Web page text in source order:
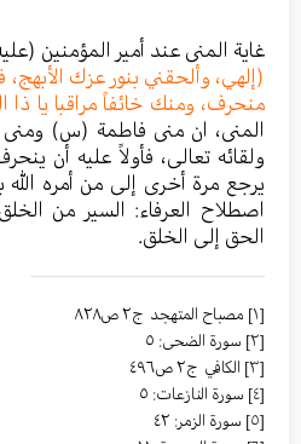
غاية المنى عند أمير المؤمنين
(إلهي، وألحقني بنور عزك
منحرف، ومنك خائفاً مراقبا يا ذا
المنى، ان منى فاطمة (س)
ولقائه تعالى، فأولاً عليه أن
يرجع مرة أخرى إلى من أمره
اصطلاح العرفاء: السير من
الحق إلى الخلق.
[١]
مصباح المتهجد ج٢ ص٨٢٨
[٢]
سورة الضحى: ٥
[٣]
الکافي ج٢ ص٤٩٦
[٤]
سورة النازعات: ٥
[٥]
سورة الزمر: ٤٢